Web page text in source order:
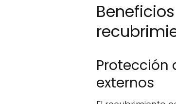
Protección
externos